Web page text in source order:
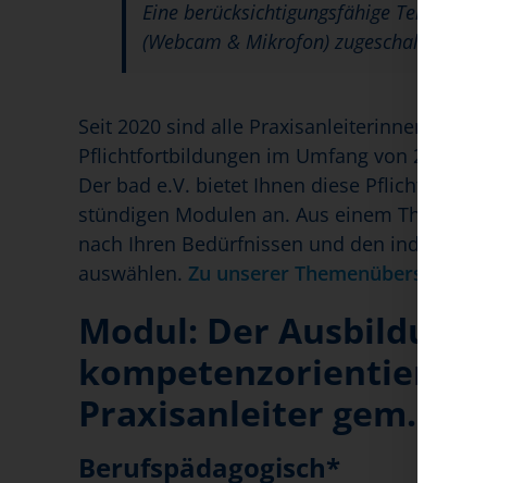
Eine berücksichtigungsfähige Teilnahme ist
(Webcam & Mikrofon) zugeschaltet sind.
Seit 2020 sind alle Praxisanleiterinnen und
Pflichtfortbildungen im Umfang von 24 Stunden
Der bad e.V. bietet Ihnen diese
stündigen Modulen an. Aus einem Themenpool
nach Ihren Bedürfnissen und den individuellen
auswählen. Zu unserer Themenübersicht.
Modul: Der
kompetenzorientierte
Praxisanleiter gem. § 4
Berufspädagogisch*